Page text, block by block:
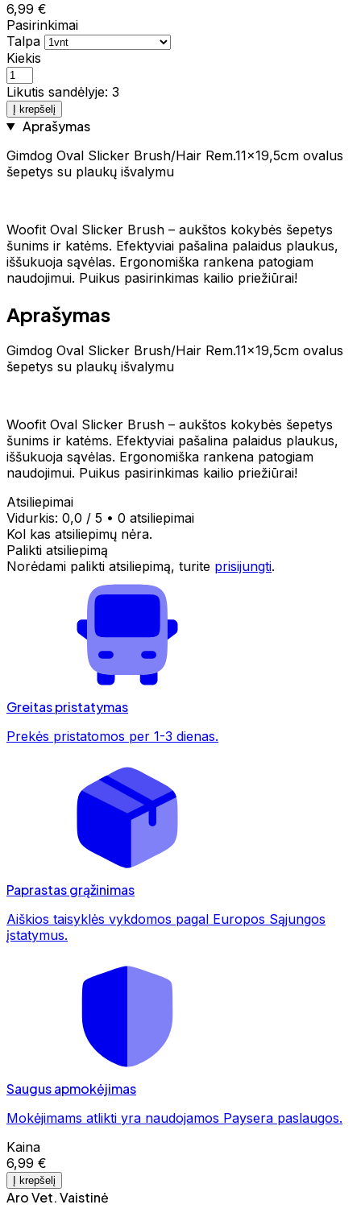
6,99 €
Pasirinkimai
Talpa
Kiekis
Likutis sandėlyje: 3
Į krepšelį
Aprašymas
Gimdog Oval Slicker Brush/Hair Rem.11x19,5cm ovalus
šepetys su plaukų išvalymu
Woofit Oval Slicker Brush – aukštos kokybės šepetys
šunims ir katėms. Efektyviai pašalina palaidus plaukus,
iššukuoja sąvėlas. Ergonomiška rankena patogiam
naudojimui. Puikus pasirinkimas kailio priežiūrai!
Aprašymas
Gimdog Oval Slicker Brush/Hair Rem.11x19,5cm ovalus
šepetys su plaukų išvalymu
Woofit Oval Slicker Brush – aukštos kokybės šepetys
šunims ir katėms. Efektyviai pašalina palaidus plaukus,
iššukuoja sąvėlas. Ergonomiška rankena patogiam
naudojimui. Puikus pasirinkimas kailio priežiūrai!
Atsiliepimai
Vidurkis: 0,0 / 5 • 0 atsiliepimai
Kol kas atsiliepimų nėra.
Palikti atsiliepimą
Norėdami palikti atsiliepimą, turite prisijungti.
Greitas pristatymas
Prekės pristatomos per 1-3 dienas.
Paprastas grąžinimas
Aiškios taisyklės vykdomos pagal Europos Sąjungos
įstatymus.
Saugus apmokėjimas
Mokėjimams atlikti yra naudojamos Paysera paslaugos.
Kaina
6,99 €
Į krepšelį
Aro Vet. Vaistinė